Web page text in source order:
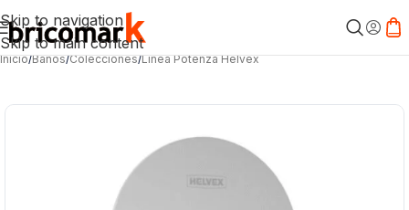
Skip to navigation
Skip to main content
Inicio/Baños/Colecciones/Línea Potenza Helvex